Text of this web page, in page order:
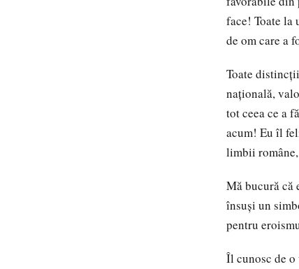
face! Toate
de om care a
Toate
naţională,
tot ceea ce a
acum! Eu îl
limbii
Mă bucură că
însuşi un
pentru
Îl cunosc de